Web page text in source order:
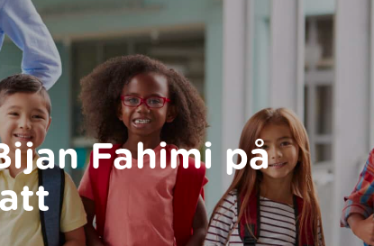
Fahimi på